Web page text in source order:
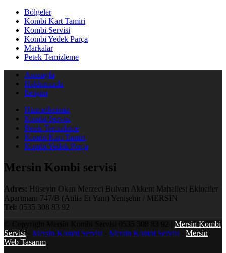
Bölgeler
Kombi Kart Tamiri
Kombi Servisi
Kombi Yedek Parça
Markalar
Petek Temizleme
Anasayfa
Hakkımızda
İletişim
Hizmetlerimiz
Kombi Servisi
Petek Temizleme
Kombi Kart Tamiri
Kombi Yedek Parça
Mersin Kombi servisi
Adres: Hüseyin Okan Merzeci Bulvarı Akkent Mahallesi Ekinciler
Apartmanı 747/B (Atilla Et Yanı) Yenişehir / MERSİN
Tel: 0535 308 83 92
Mersin Kombi
Servisi
Mersin Kombi Servisi Mersin Kombi Servisi
Mersin
Web Tasarım